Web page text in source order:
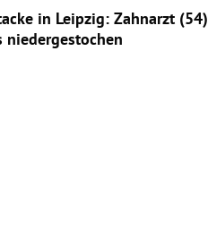
in Leipzig: Zahnarzt (54)
niedergestochen